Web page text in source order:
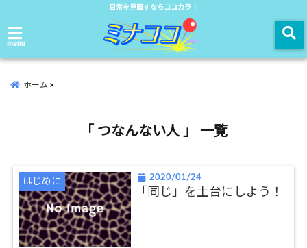
日常を見直すならココカラ！
menu
ホーム
「 つなんない人 」 一覧
はじめに 2020/01/24
「同じ」を土台にしよう！